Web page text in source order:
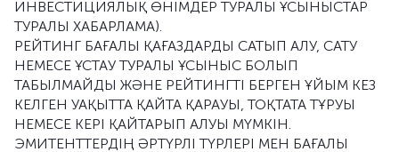
ИНВЕСТИЦИЯЛЫҚ ӨНІМДЕР ТУРАЛЫ ҰСЫНЫСТАР
ТУРАЛЫ ХАБАРЛАМА).
РЕЙТИНГ БАҒАЛЫ ҚАҒАЗДАРДЫ САТЫП АЛУ, САТУ
НЕМЕСЕ ҰСТАУ ТУРАЛЫ ҰСЫНЫС БОЛЫП
ТАБЫЛМАЙДЫ ЖӘНЕ РЕЙТИНГТІ БЕРГЕН ҰЙЫМ КЕЗ
КЕЛГЕН УАҚЫТТА ҚАЙТА ҚАРАУЫ, ТОҚТАТА ТҰРУЫ
НЕМЕСЕ КЕРІ ҚАЙТАРЫП АЛУЫ МҮМКІН.
ЭМИТЕНТТЕРДІҢ ӘРТҮРЛІ ТҮРЛЕРІ МЕН БАҒАЛЫ